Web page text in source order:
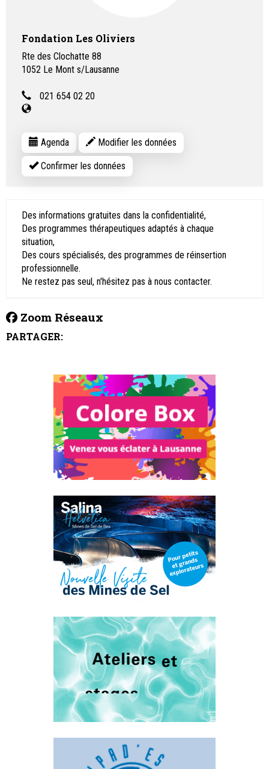
Fondation Les Oliviers
Rte des Clochatte 88
1052 Le Mont s/Lausanne
021 654 02 20
Agenda Modifier les données
Confirmer les données
Des informations gratuites dans la confidentialité,
Des programmes thérapeutiques adaptés à chaque
situation,
Des cours spécialisés, des programmes de réinsertion
professionnelle.
Ne restez pas seul, n'hésitez pas à nous contacter.
Zoom Réseaux
PARTAGER: